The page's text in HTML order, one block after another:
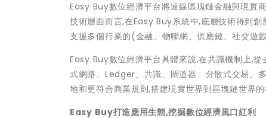
Easy Buy數位經濟平台將連線區塊鏈金融與現實
技術層面而言,在Easy Buy系統中,底層技術得到
支援多個行業的(金融、物聯網、供應鏈、社交遊
Easy Buy數位經濟平台具體來說,在共識機制上,
式網路、Ledger、共識、閘道器、分散式交易、
地和更符合商業規則,搭建現實世界到區塊鏈世界
Easy Buy打造應用生態,挖掘數位經濟風口紅利